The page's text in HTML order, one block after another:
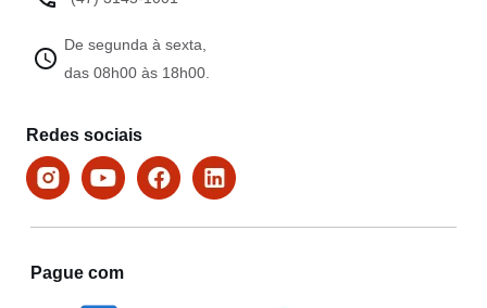
De segunda à sexta,
das 08h00 às 18h00.
Redes sociais
Pague com